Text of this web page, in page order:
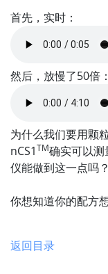
首先，实时：
然后，放慢了50倍：
为什么我们要用颗
nCS1TM确实可以
仪能做到这一点吗
你想知道你的配方
返回目录